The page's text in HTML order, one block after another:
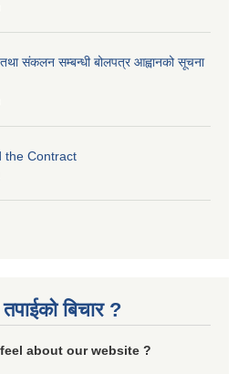
संकलन सम्बन्धी बोलपत्र आह्वानको सूचना
the Contract
बिचार ?
about our website ?